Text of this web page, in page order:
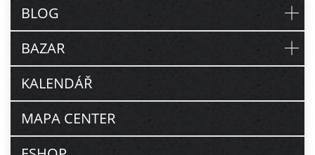
BLOG
BAZAR
KALENDÁŘ
MAPA CENTER